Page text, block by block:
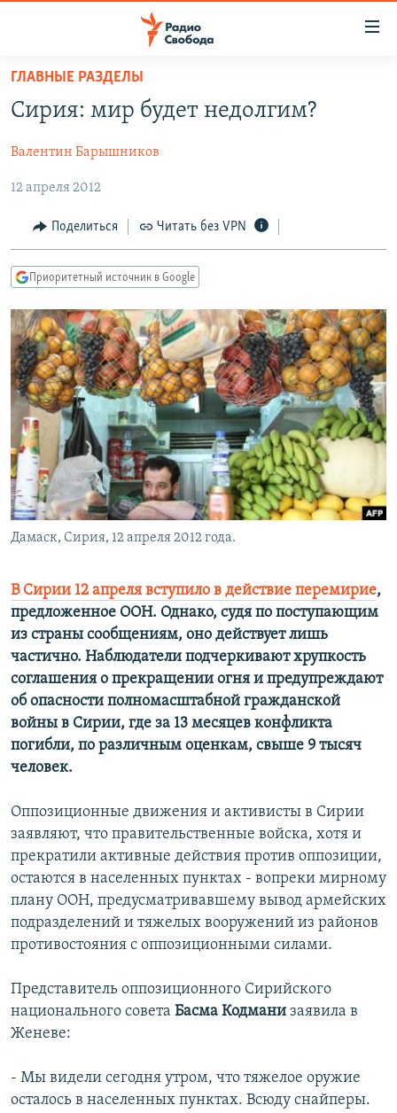
упрощенного
доступа
содержанию
Вернутся
главной
навигации
Вернутся
поиску
ПОДКАСТЫ
АВТОРСКИЕ ПРОЕКТЫ
ЦИТАТЫ СВОБОДЫ
МНЕНИЯ
КУЛЬТУРА
IDEL.РЕАЛИИ
КАВКАЗ.РЕАЛИИ
СЕВЕР.РЕАЛИИ
СИБИРЬ.РЕАЛИИ
РАСПИСАНИЕ ВЕЩАНИЯ
ПОДПИШИТЕСЬ НА РАССЫЛКУ
СОЦИАЛЬНЫЕ СЕТИ
Все сайты РСЕ/РС
ГЛАВНЫЕ РАЗДЕЛЫ
Сирия: мир будет недолгим?
Валентин Барышников
12 апреля 2012
Поделиться Читать без VPN
Приоритетный источник в Google
Дамаск, Сирия, 12 апреля 2012 года.
В Сирии 12 апреля вступило в действие перемирие,
предложенное ООН. Однако, судя по поступающим
из страны сообщениям, оно действует лишь
частично. Наблюдатели подчеркивают хрупкость
соглашения о прекращении огня и предупреждают
об опасности полномасштабной гражданской
войны в Сирии, где за 13 месяцев конфликта
погибли, по различным оценкам, свыше 9 тысяч
человек.
Оппозиционные движения и активисты в Сирии
заявляют, что правительственные войска, хотя и
прекратили активные действия против оппозиции,
остаются в населенных пунктах - вопреки мирному
плану ООН, предусматривавшему вывод армейских
подразделений и тяжелых вооружений из районов
противостояния с оппозиционными силами.
Представитель оппозиционного Сирийского
национального совета Басма Кодмани заявила в
Женеве:
- Мы видели сегодня утром, что тяжелое оружие
осталось в населенных пунктах. Всюду снайперы.